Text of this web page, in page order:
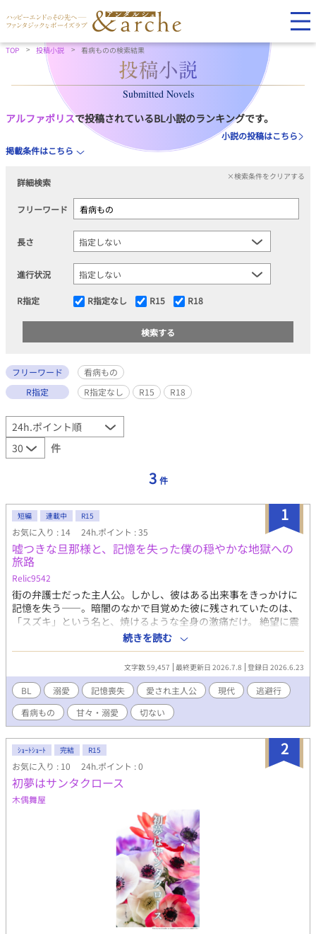
TOP 投稿小説 看病ものの検索結果
Submitted Novels
アルファポリスで投稿されているBL小説のランキングです。
小説の投稿はこちら
掲載条件はこちら
詳細検索
×検索条件をクリアする
フリーワード
長さ
進行状況
R指定 R指定なし R15 R18
フリーワード
看病もの
R指定
R指定なし R15 R18
件
3 件
1
短編 連載中 R15
お気に入り : 14 24h.ポイント : 35
嘘つきな旦那様と、記憶を失った僕の穏やかな地獄への
旅路
Relic9542
街の弁護士だった主人公。しかし、彼はある出来事をきっかけに
記憶を失う――。暗闇のなかで目覚めた彼に残されていたのは、
「スズキ」という名と、焼けるような全身の激痛だけ。 絶望に震
えるスズキを抱きしめ、献身的に尽くす謎の男・カンダ。 「大丈
夫だ。お前は事故に遭ったんだ。……俺は、お前の夫だよ」 その
言葉を信じ、カンダを唯一の光として縋るスズキ。 やがて彼の献
身的な優しさに溺れ、彼なしでは息もできないほど深く深く依存
していく。 「世界中を回ろう。二人きりで」 カンダに誘われ、逃
げるように世界を旅する二人。嘘で塗り固められた幸福な日々の
終着点に、どんな絶望が待っているかも知らずに。
続きを読む
文字数 59,457 最終更新日 2026.7.8 登録日 2026.6.23
BL 溺愛 記憶喪失 愛され主人公 現代
逃避行
看病もの
甘々・溺愛 切ない
2
ｼｮｰﾄｼｮｰﾄ 完結 R15
お気に入り : 10 24h.ポイント : 0
初夢はサンタクロース
木偶舞屋